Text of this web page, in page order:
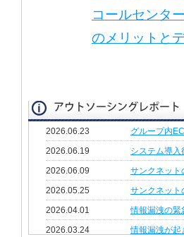
コールセンタ
のメリットと